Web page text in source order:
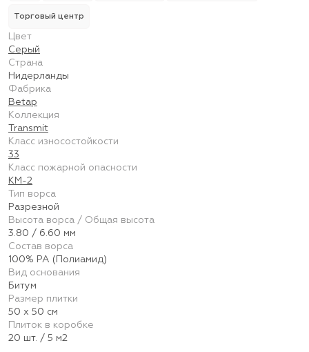
Торговый центр
Цвет
Серый
Страна
Нидерланды
Фабрика
Betap
Коллекция
Transmit
Класс износостойкости
33
Класс пожарной опасности
КМ-2
Тип ворса
Разрезной
Высота ворса / Общая высота
3.80 / 6.60 мм
Состав ворса
100% PA (Полиамид)
Вид основания
Битум
Размер плитки
50 х 50 см
Плиток в коробке
20 шт. / 5 м2